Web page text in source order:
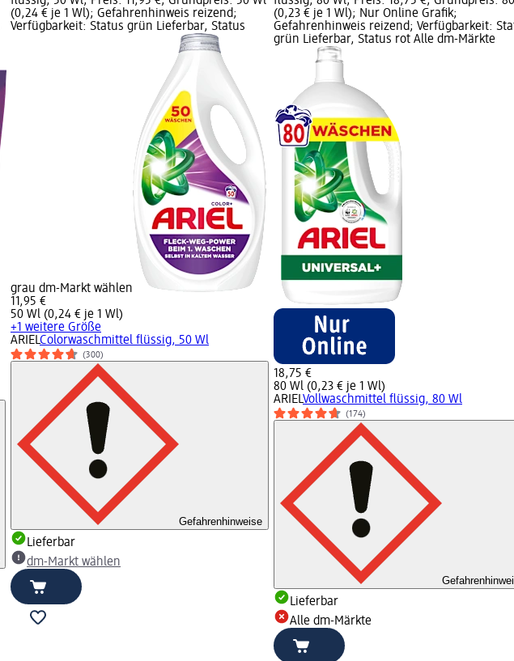
(0,24 € je 1 Wl); Gefahrenhinweis reizend;
Verfügbarkeit: Status grün Lieferbar, Status
grau dm-Markt wählen
11,95 €
50 Wl (0,24 € je 1 Wl)
+1 weitere Größe
ARIELColorwaschmittel flüssig, 50 Wl
(300)
Gefahrenhinweise
Lieferbar
dm-Markt wählen
(0,23 € je 1 Wl); Nur Online Grafik;
Gefahrenhinweis reizend; Verfügbarkeit:
grün Lieferbar, Status rot Alle dm-Märkte
18,75 €
80 Wl (0,23 € je 1 Wl)
ARIELVollwaschmittel flüssig, 80 Wl
(174)
Lieferbar
Alle dm-Märkte